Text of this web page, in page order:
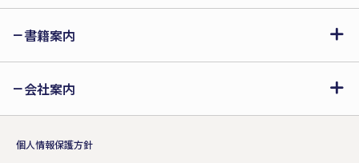
書籍案内
会社案内
個人情報保護方針